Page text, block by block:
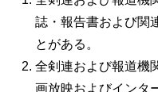
誌・報告書および関
とがある。
全剣連および報道機
画放映およびインタ